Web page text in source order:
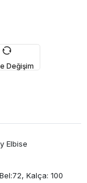
Değişim
Elbise
Kalça: 100